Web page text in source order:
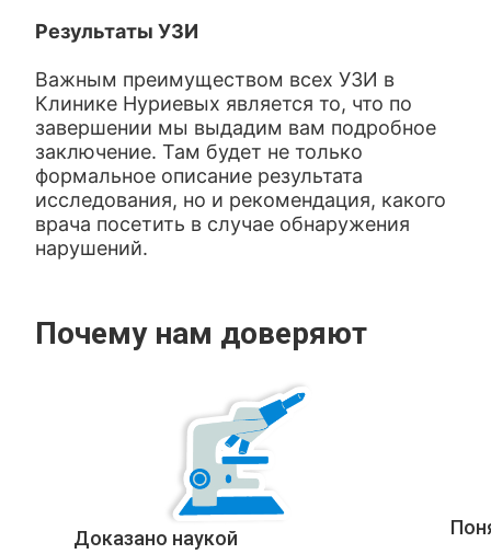
Результаты УЗИ
Важным преимуществом всех УЗИ в
Клинике Нуриевых является то, что по
завершении мы выдадим вам подробное
заключение. Там будет не только
формальное описание результата
исследования, но и рекомендация, какого
врача посетить в случае обнаружения
нарушений.
Почему нам доверяют
Доказано наукой